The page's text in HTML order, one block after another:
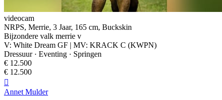
videocam
NRPS, Merrie, 3 Jaar, 165 cm, Buckskin
Bijzondere valk merrie v
V: White Dream GF | MV: KRACK C (KWPN)
Dressuur · Eventing · Springen
€ 12.500
€ 12.500

Annet Mulder